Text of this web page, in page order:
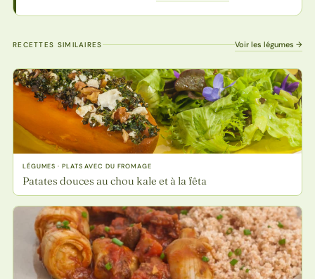
RECETTES SIMILAIRES Voir les légumes →
LÉGUMES · PLATS AVEC DU FROMAGE
Patates douces au chou kale et à la fêta